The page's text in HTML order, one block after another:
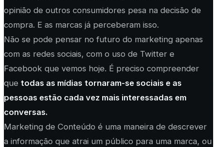
opinião de outros consumidores pesa na decisão de
compra. E as marcas já perceberam isso.
Não se pode pensar no futuro do marketing apenas
com as redes sociais, com o uso de Twitter e
Facebook que vemos hoje. É preciso compreender
que todas as mídias tornaram-se sociais e as
pessoas estão cada vez mais interessadas em
conversas.
Marketing de Conteúdo é uma maneira de descrever
a informação que atrai um público para uma marca, ou